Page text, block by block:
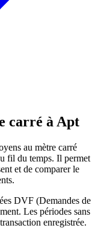
carré à Apt
au mètre carré
fil du temps. Il permet
et de comparer le
DVF (Demandes de
Les périodes sans
enregistrée.